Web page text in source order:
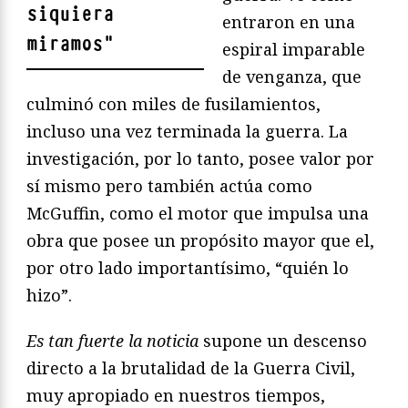
siquiera
miramos"
entraron en una
espiral imparable
de venganza, que
culminó con miles de fusilamientos,
incluso una vez terminada la guerra. La
investigación, por lo tanto, posee valor por
sí mismo pero también actúa como
McGuffin, como el motor que impulsa una
obra que posee un propósito mayor que el,
por otro lado importantísimo, “quién lo
hizo”.
Es tan fuerte la noticia supone un descenso
directo a la brutalidad de la Guerra Civil,
muy apropiado en nuestros tiempos,